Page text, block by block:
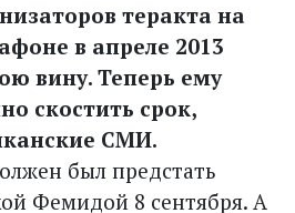
теракта на
в апреле 2013
вину. Теперь ему
скостить срок,
СМИ.
был предстать
Фемидой 8 сентября. А